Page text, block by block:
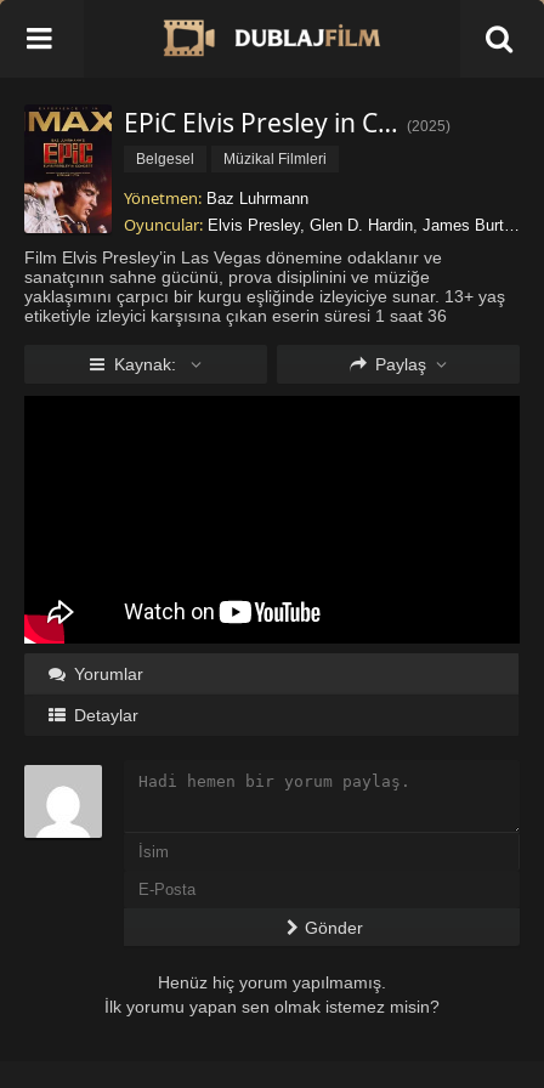
EPiC Elvis Presley in Concert Full HD İzle (2025)
Belgesel
Müzikal Filmleri
Yönetmen: Baz Luhrmann
Oyuncular: Elvis Presley, Glen D. Hardin, James Burton
Film Elvis Presley’in Las Vegas dönemine odaklanır ve
sanatçının sahne gücünü, prova disiplinini ve müziğe
yaklaşımını çarpıcı bir kurgu eşliğinde izleyiciye sunar. 13+ yaş
etiketiyle izleyici karşısına çıkan eserin süresi 1 saat 36
Luhrmann üstlenirken ge
Kaynak: Paylaş
Yorumlar
Detaylar
Gönder
Henüz hiç yorum yapılmamış.
İlk yorumu yapan sen olmak istemez misin?